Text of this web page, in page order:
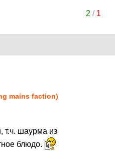
2 / 1
mains faction)
т.ч. шаурма из
блюдо.